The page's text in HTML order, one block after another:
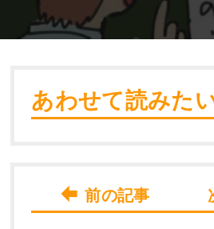
あわせて読みた